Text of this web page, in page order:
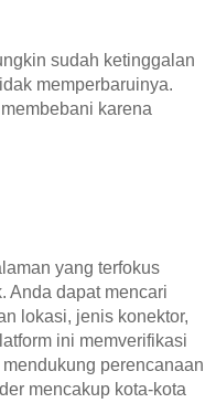
sudah ketinggalan
memperbaruinya.
karena
yang terfokus
Anda dapat mencari
lokasi, jenis konektor,
ini memverifikasi
perencanaan
mencakup kota-kota